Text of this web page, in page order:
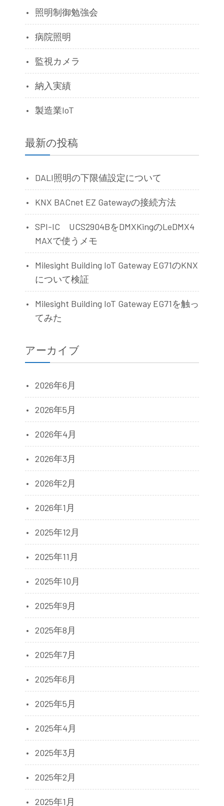
照明制御勉強会
病院照明
監視カメラ
納入実績
製造業IoT
最新の投稿
DALI照明の下限値設定について
KNX BACnet EZ Gatewayの接続方法
SPI-IC UCS2904BをDMXKingのLeDMX4
MAXで使うメモ
Milesight Building IoT Gateway EG71のKNX
について検証
Milesight Building IoT Gateway EG71を触っ
てみた
アーカイブ
2026年6月
2026年5月
2026年4月
2026年3月
2026年2月
2026年1月
2025年12月
2025年11月
2025年10月
2025年9月
2025年8月
2025年7月
2025年6月
2025年5月
2025年4月
2025年3月
2025年2月
2025年1月